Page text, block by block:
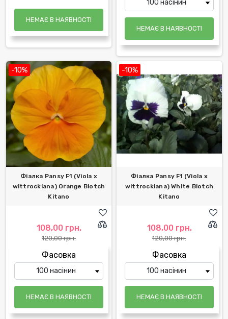
НЕМАЄ В НАЯВНОСТІ
НЕМАЄ В НАЯВНОСТІ
-10%
Фіалка Pansy F1 (Viola x
wittrockiana) Orange Blotch
Kitano
108,00 грн.
120,00 грн.
Фасовка
НЕМАЄ В НАЯВНОСТІ
-10%
Фіалка Pansy F1 (Viola x
wittrockiana) White Blotch
Kitano
108,00 грн.
120,00 грн.
Фасовка
НЕМАЄ В НАЯВНОСТІ